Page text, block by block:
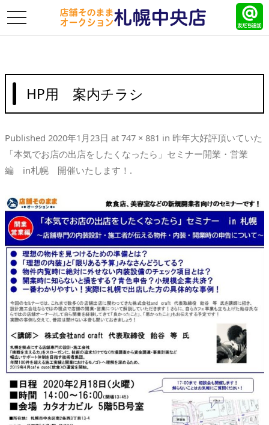
toggle
HP用 案内チラシ
Published 2020年1月23日 at 747 × 881 in 昨年大好評頂いていた
「本気でお店の出店をしたくなったら」セミナー開業・営業
編 in札幌 開催いたします！ .